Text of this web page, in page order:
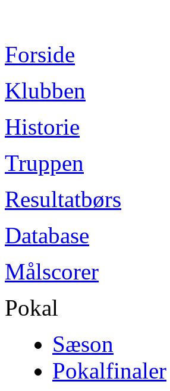
Forside
Klubben
Historie
Truppen
Resultatbørs
Database
Målscorer
Pokal
Sæson
Pokalfinaler